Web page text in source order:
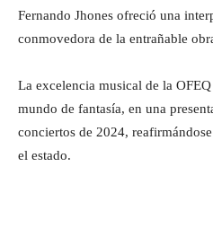
Fernando Jhones ofreció una
conmovedora de la entrañable
La excelencia musical de la
mundo de fantasía, en una
conciertos de 2024,
el estado.